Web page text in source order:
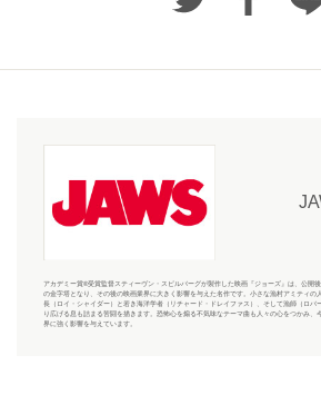
アカデミー賞®受賞監督スティーヴン・スピルバーグが製作した映画『ジョーズ』は、公開
の金字塔となり、その後の映画業界に大きく影響を与えた名作です。小さな漁村アミティの
長（ロイ・シャイダー）と若き海洋学者（リチャード・ドレイファス）、そして漁師（ロバ
り広げる息も詰まる苦闘を描きます。恐怖心を煽る不気味なテーマ曲も人々の心をつかみ、
界に強く影響を与えています。